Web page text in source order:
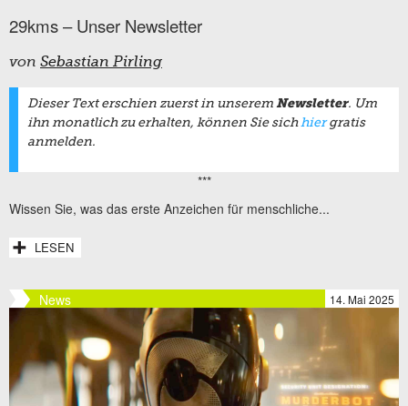
29kms – Unser Newsletter
von Sebastian Pirling
Dieser Text erschien zuerst in unserem Newsletter. Um
ihn monatlich zu erhalten, können Sie sichhiergratis
anmelden.
***
Wissen Sie, was das erste Anzeichen für menschliche...
LESEN
News 14. Mai 2025